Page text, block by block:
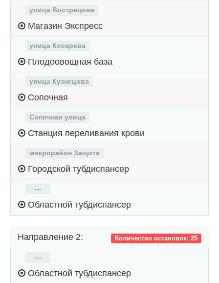
улица Вострецова
Магазин Экспресс
улица Косарева
Плодоовощная база
улица Кузнецова
Сопочная
Сопочная улица
Станция переливания крови
микрорайон Защита
Городской тубдиспансер
---
Областной тубдиспансер
Количество остановок: 25
Направление 2:
---
Областной тубдиспансер